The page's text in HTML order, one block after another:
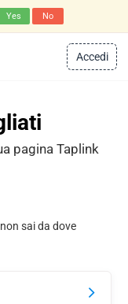
Yes No
Accedi
pagina Taplink
sai da dove